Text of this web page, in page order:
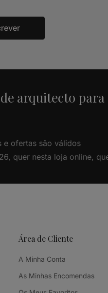
arquitecto
e ofertas são válidos
quer nesta loja online,
Área de Cliente
A Minha Conta
As Minhas Encomendas